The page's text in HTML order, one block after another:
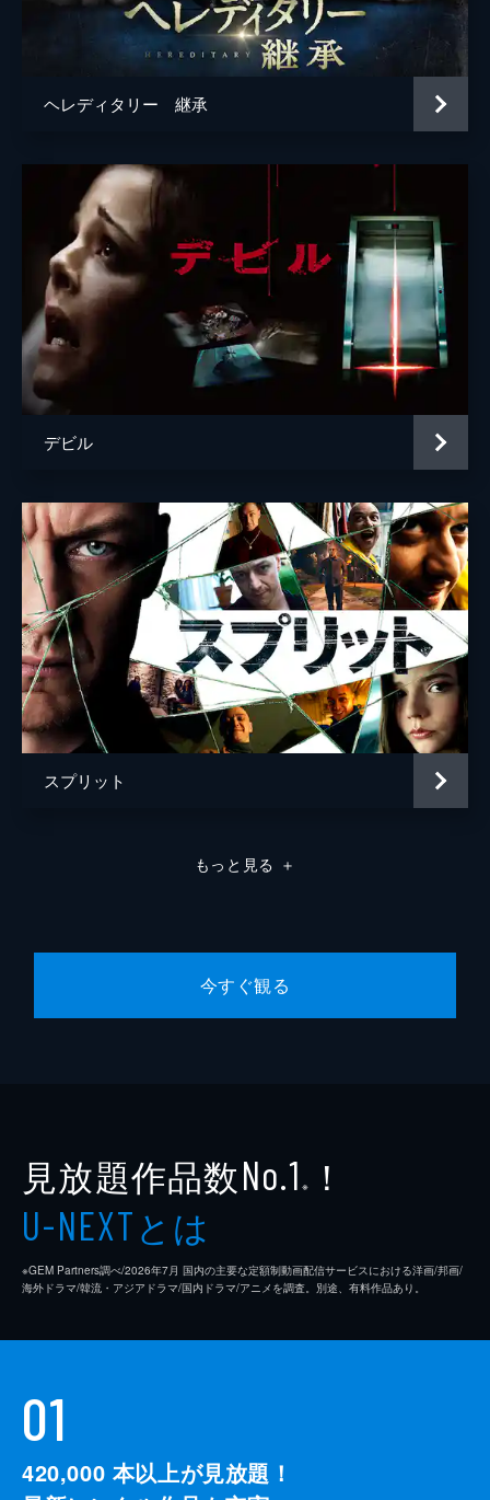
ヘレディタリー 継承
デビル
スプリット
もっと見る ＋
今すぐ観る
見放題作品数No.1 ※ ！
U-NEXTとは
※GEM Partners調べ/2026年7⽉ 国内の主要な定額制動画配信サービスにおける洋画/邦画/
海外ドラマ/韓流・アジアドラマ/国内ドラマ/アニメを調査。別途、有料作品あり。
01
420,000 本以上が見放題！